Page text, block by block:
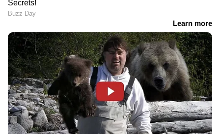
സുരേഷ്
'എനിക്കൊരു പെണ്ണാകാൻ
ആഗ്രഹമുണ്ടെന്ന കാര്യം
അറിഞ്ഞപ്പോഴാണ് വാപ്പ
ആദ്യമായി എന്റെ മുന്നിൽ
നിന്ന് കരഞ്ഞത്'; മനസു
തുറന്ന് നാദിറ
'എപ്പോഴും എന്റെ
കൂടെയുണ്ടെന്നറിയാം';
കൊല്ലം സുധിയുടെ
ജന്മദിനത്തില്‍
കുറിപ്പുമായി മകന്‍ കിച്ചു